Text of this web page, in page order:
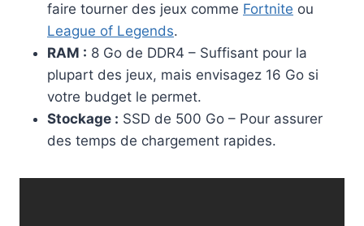
faire tourner des jeux comme Fortnite ou
League of Legends.
RAM : 8 Go de DDR4 – Suffisant pour la
plupart des jeux, mais envisagez 16 Go si
votre budget le permet.
Stockage : SSD de 500 Go – Pour assurer
des temps de chargement rapides.